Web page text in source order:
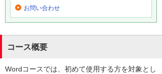
お問い合わせ
コース概要
Wordコースでは、初めて使用する方を対象とし